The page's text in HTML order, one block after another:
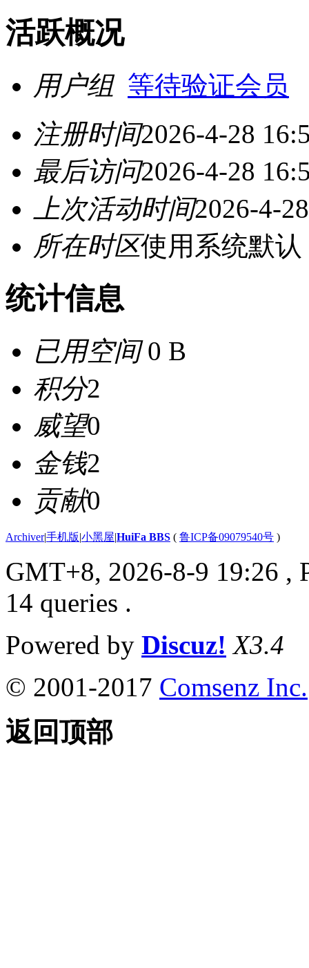
活跃概况
用户组 等待验证会员
注册时间2026-4-28
最后访问2026-4-28
上次活动时间2026-4-
所在时区使用系统默认
统计信息
已用空间0 B
积分2
威望0
金钱2
贡献0
Archiver|手机版|小黑屋|HuiFa BBS ( 鲁ICP备09079540号 )
GMT+8, 2026-8-9 19:26 ,
14 queries .
Powered by Discuz! X3.4
© 2001-2017 Comsenz Inc.
返回顶部